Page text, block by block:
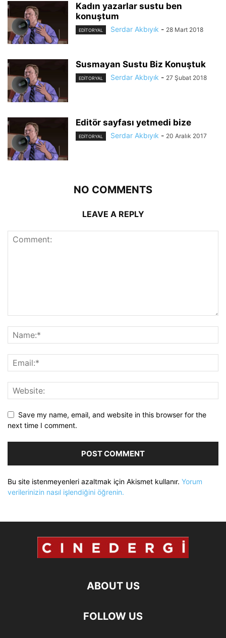
Kadın yazarlar sustu ben
konuştum
EDİTORYAL Serdar Akbıyık - 28 Mart 2018
Susmayan Sustu Biz Konuştuk
EDİTORYAL Serdar Akbıyık - 27 Şubat 2018
Editör sayfası yetmedi bize
EDİTORYAL Serdar Akbıyık - 20 Aralık 2017
NO COMMENTS
LEAVE A REPLY
Save my name, email, and website in this browser for the
next time I comment.
Bu site istenmeyenleri azaltmak için Akismet kullanır. Yorum
verilerinizin nasıl işlendiğini öğrenin.
ABOUT US
FOLLOW US